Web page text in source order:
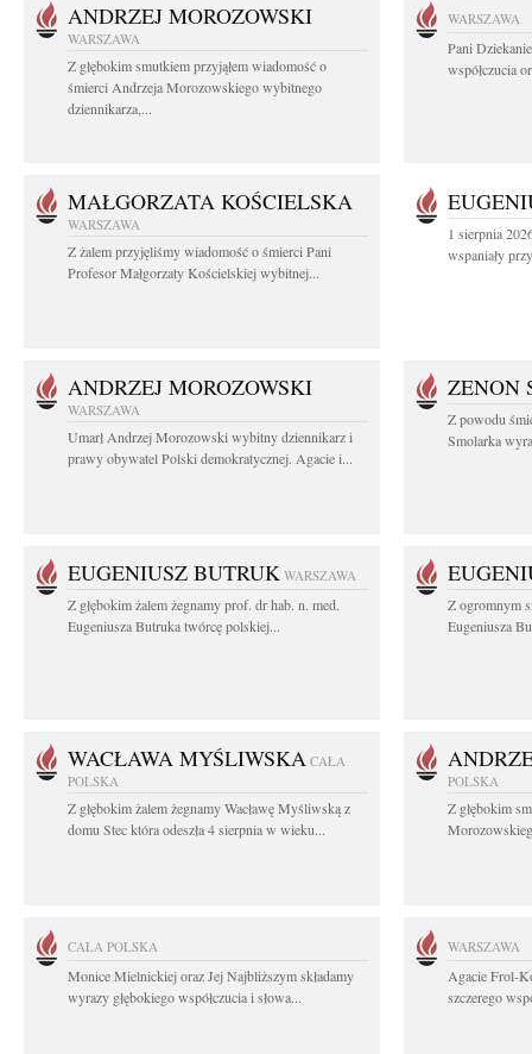
ANDRZEJ MOROZOWSKI
WARSZAWA
Z głębokim smutkiem przyjąłem wiadomość o
śmierci Andrzeja Morozowskiego wybitnego
dziennikarza,...
WARSZAWA
Pani
współczucia
MAŁGORZATA KOŚCIELSKA
WARSZAWA
Z żalem przyjęliśmy wiadomość o śmierci Pani
Profesor Małgorzaty Kościelskiej wybitnej...
1 sierpnia
wspaniały
ANDRZEJ MOROZOWSKI
WARSZAWA
Umarł Andrzej Morozowski wybitny dziennikarz i
prawy obywatel Polski demokratycznej. Agacie i...
ZENON
Z powodu
Smolarka
EUGENIUSZ BUTRUK WARSZAWA
Z głębokim żalem żegnamy prof. dr hab. n. med.
Eugeniusza Butruka twórcę polskiej...
Z ogromnym
Eugeniusza
WACŁAWA MYŚLIWSKA CAŁA
POLSKA
Z głębokim żalem żegnamy Wacławę Myśliwską z
domu Stec która odeszła 4 sierpnia w wieku...
POLSKA
Z głębokim
CAŁA POLSKA
Monice Mielnickiej oraz Jej Najbliższym składamy
wyrazy głębokiego współczucia i słowa...
WARSZAWA
Agacie Frol-
szczerego